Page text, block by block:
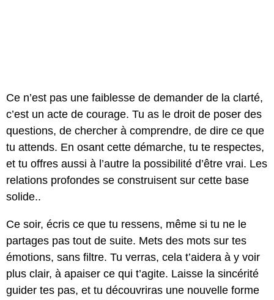
Ce n’est pas une faiblesse de demander de la clarté,
c’est un acte de courage. Tu as le droit de poser des
questions, de chercher à comprendre, de dire ce que
tu attends. En osant cette démarche, tu te respectes,
et tu offres aussi à l’autre la possibilité d’être vrai. Les
relations profondes se construisent sur cette base
solide..
Ce soir, écris ce que tu ressens, même si tu ne le
partages pas tout de suite. Mets des mots sur tes
émotions, sans filtre. Tu verras, cela t’aidera à y voir
plus clair, à apaiser ce qui t’agite. Laisse la sincérité
guider tes pas, et tu découvriras une nouvelle forme